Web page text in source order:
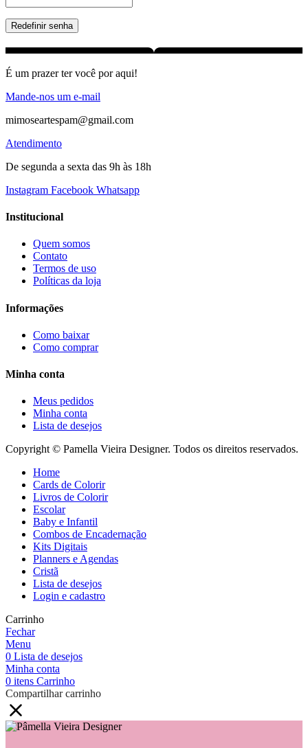
Redefinir senha
É um prazer ter você por aqui!
Mande-nos um e-mail
mimoseartespam@gmail.com
Atendimento
De segunda a sexta das 9h às 18h
Instagram Facebook Whatsapp
Institucional
Quem somos
Contato
Termos de uso
Políticas da loja
Informações
Como baixar
Como comprar
Minha conta
Meus pedidos
Minha conta
Lista de desejos
Copyright © Pamella Vieira Designer. Todos os direitos reservados.
Home
Cards de Colorir
Livros de Colorir
Escolar
Baby e Infantil
Combos de Encadernação
Kits Digitais
Planners e Agendas
Cristã
Lista de desejos
Login e cadastro
Carrinho
Fechar
Menu
0 Lista de desejos
Minha conta
0 itens Carrinho
Compartilhar carrinho